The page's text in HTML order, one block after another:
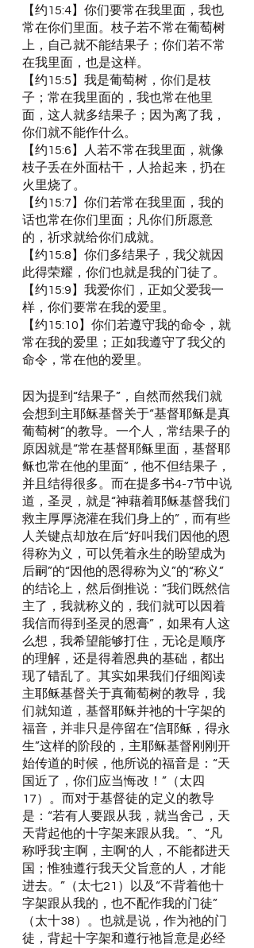
【约15:4】你们要常在我里面，我也
常在你们里面。枝子若不常在葡萄树
上，自己就不能结果子；你们若不常
在我里面，也是这样。
【约15:5】我是葡萄树，你们是枝
子；常在我里面的，我也常在他里
面，这人就多结果子；因为离了我，
你们就不能作什么。
【约15:6】人若不常在我里面，就像
枝子丢在外面枯干，人拾起来，扔在
火里烧了。
【约15:7】你们若常在我里面，我的
话也常在你们里面；凡你们所愿意
的，祈求就给你们成就。
【约15:8】你们多结果子，我父就因
此得荣耀，你们也就是我的门徒了。
【约15:9】我爱你们，正如父爱我一
样，你们要常在我的爱里。
【约15:10】你们若遵守我的命令，就
常在我的爱里；正如我遵守了我父的
命令，常在他的爱里。
因为提到“结果子”，自然而然我们就
会想到主耶稣基督关于“基督耶稣是真
葡萄树”的教导。一个人，常结果子的
原因就是“常在基督耶稣里面，基督耶
稣也常在他的里面”，他不但结果子，
并且结得很多。而在提多书4-7节中说
道，圣灵，就是“神藉着耶稣基督我们
救主厚厚浇灌在我们身上的”，而有些
人关键点却放在后“好叫我们因他的恩
得称为义，可以凭着永生的盼望成为
后嗣”的“因他的恩得称为义”的“称义”
的结论上，然后倒推说：“我们既然信
主了，我就称义的，我们就可以因着
我信而得到圣灵的恩膏”，如果有人这
么想，我希望能够打住，无论是顺序
的理解，还是得着恩典的基础，都出
现了错乱了。其实如果我们仔细阅读
主耶稣基督关于真葡萄树的教导，我
们就知道，基督耶稣并祂的十字架的
福音，并非只是停留在“信耶稣，得永
生”这样的阶段的，主耶稣基督刚刚开
始传道的时候，他所说的福音是：“天
国近了，你们应当悔改！”（太四
17）。而对于基督徒的定义的教导
是：“若有人要跟从我，就当舍己，天
天背起他的十字架来跟从我。”、“凡
称呼我'主啊，主啊'的人，不能都进天
国；惟独遵行我天父旨意的人，才能
进去。”（太七21）以及“不背着他十
字架跟从我的，也不配作我的门徒”
（太十38）。也就是说，作为祂的门
徒，背起十字架和遵行祂旨意是必经